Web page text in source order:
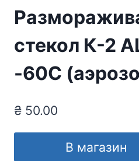
стекол К-2
-60С
₴ 50.00
В магазин